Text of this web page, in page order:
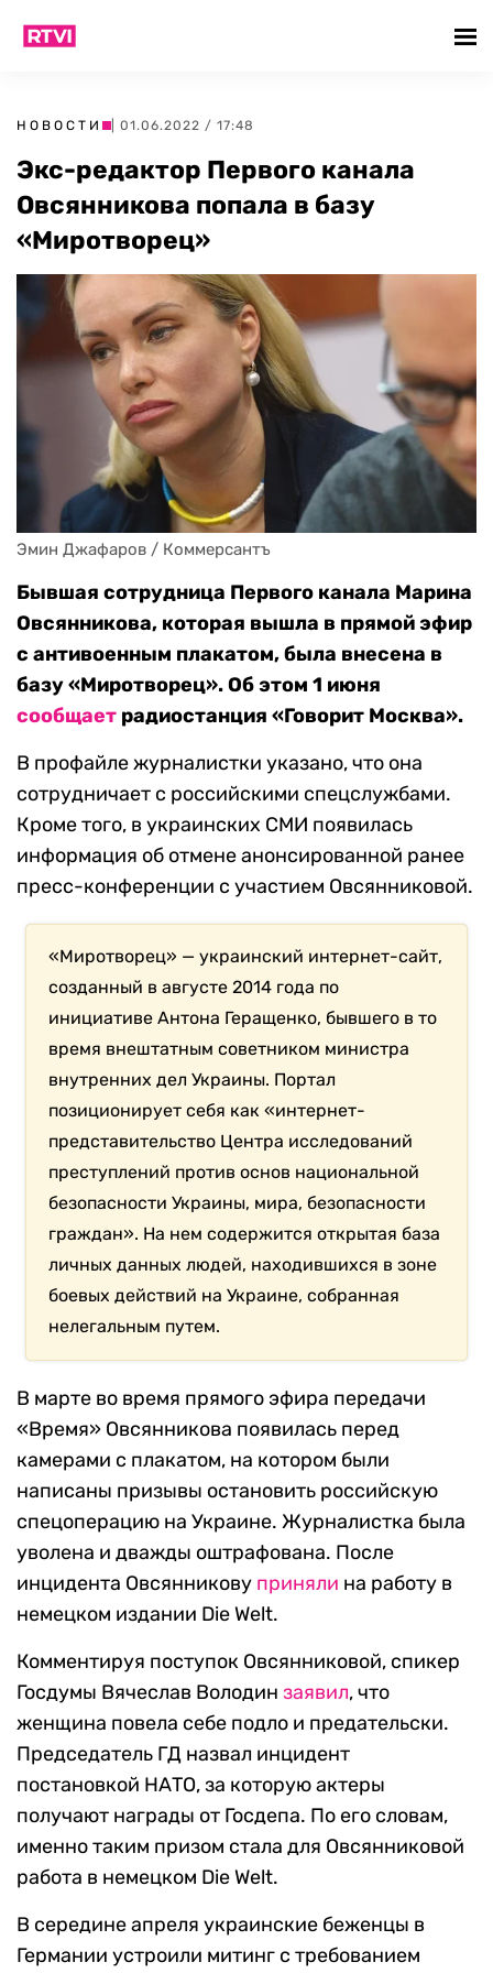
НОВОСТИ | 01.06.2022 / 17:48
Экс-редактор Первого канала
Овсянникова попала в базу
«Миротворец»
Эмин Джафаров / Коммерсантъ
Бывшая сотрудница Первого канала Марина
Овсянникова, которая вышла в прямой эфир
с антивоенным плакатом, была внесена в
базу «Миротворец». Об этом 1 июня
сообщает радиостанция «Говорит Москва».
В профайле журналистки указано, что она
сотрудничает с российскими спецслужбами.
Кроме того, в украинских СМИ появилась
информация об отмене анонсированной ранее
пресс-конференции с участием Овсянниковой.
«Миротворец» — украинский интернет-сайт,
созданный в августе 2014 года по
инициативе Антона Геращенко, бывшего в то
время внештатным советником министра
внутренних дел Украины. Портал
позиционирует себя как «интернет-
представительство Центра исследований
преступлений против основ национальной
безопасности Украины, мира, безопасности
граждан». На нем содержится открытая база
личных данных людей, находившихся в зоне
боевых действий на Украине, собранная
нелегальным путем.
В марте во время прямого эфира передачи
«Время» Овсянникова появилась перед
камерами с плакатом, на котором были
написаны призывы остановить российскую
спецоперацию на Украине. Журналистка была
уволена и дважды оштрафована. После
инцидента Овсянникову приняли на работу в
немецком издании Die Welt.
Комментируя поступок Овсянниковой, спикер
Госдумы Вячеслав Володин заявил, что
женщина повела себе подло и предательски.
Председатель ГД назвал инцидент
постановкой НАТО, за которую актеры
получают награды от Госдепа. По его словам,
именно таким призом стала для Овсянниковой
работа в немецком Die Welt.
В середине апреля украинские беженцы в
Германии устроили митинг с требованием